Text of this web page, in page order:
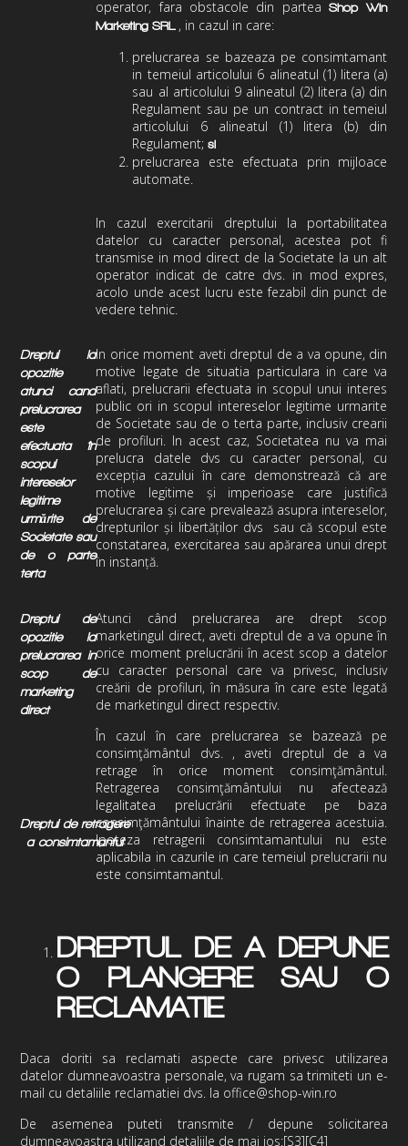
operator, fara obstacole din parteaShop Win
Marketing SRL , in cazul in care:
prelucrarea se bazeaza pe consimtamant
in temeiul articolului 6 alineatul (1) litera (a)
sau al articolului 9 alineatul (2) litera (a) din
Regulament sau pe un contract in temeiul
articolului 6 alineatul (1) litera (b) din
Regulament;si
prelucrarea este efectuata prin mijloace
automate.
In cazul exercitarii dreptului la portabilitatea
datelor cu caracter personal, acestea pot fi
transmise in mod direct de la Societate la un alt
operator indicat de catre dvs. in mod expres,
acolo unde acest lucru este fezabil din punct de
vedere tehnic.
Dreptul la
opozitie
atunci cand
prelucrarea
este
efectuata în
scopul
intereselor
legitime
urmărite de
Societate sau
de o parte
terta
In orice moment aveti dreptul de a va opune, din
motive legate de situatia particulara in care va
aflati, prelucrarii efectuata in scopul unui interes
public ori in scopul intereselor legitime urmarite
de Societate sau de o terta parte, inclusiv crearii
de profiluri. In acest caz, Societatea nu va mai
prelucra datele dvs cu caracter personal, cu
excepția cazului în care demonstrează că are
motive legitime și imperioase care justifică
prelucrarea și care prevalează asupra intereselor,
drepturilor și libertăților dvs sau că scopul este
constatarea, exercitarea sau apărarea unui drept
în instanță.
Dreptul de
opozitie la
prelucrarea in
scop de
marketing
direct
Atunci când prelucrarea are drept scop
marketingul direct, aveti dreptul de a va opune în
orice moment prelucrării în acest scop a datelor
cu caracter personal care va privesc, inclusiv
creării de profiluri, în măsura în care este legată
de marketingul direct respectiv.
În cazul în care prelucrarea se bazează pe
consimţământul dvs. , aveti dreptul de a va
retrage în orice moment consimţământul.
Retragerea consimţământului nu afectează
legalitatea prelucrării efectuate pe baza
consimţământului înainte de retragerea acestuia.
Ipoteza retragerii consimtamantului nu este
aplicabila in cazurile in care temeiul prelucrarii nu
este consimtamantul.
Dreptul de retragere
a consimtamantul
DREPTUL DE A DEPUNE
O PLANGERE SAU O
RECLAMATIE
Daca doriti sa reclamati aspecte care privesc utilizarea
datelor dumneavoastra personale, va rugam sa trimiteti un e-
mail cu detaliile reclamatiei dvs. la office@shop-win.ro
De asemenea puteti transmite / depune solicitarea
dumneavoastra utilizand detaliile de mai jos:[S3][C4]